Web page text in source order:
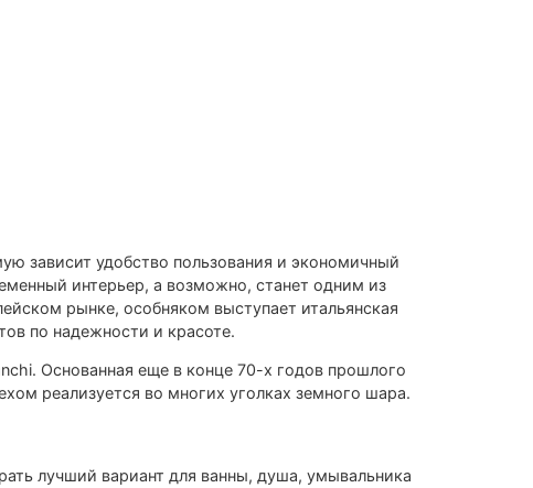
зависит удобство пользования и экономичный
интерьер, а возможно, станет одним из
рынке, особняком выступает итальянская
по надежности и красоте.
Основанная еще в конце 70-х годов прошлого
реализуется во многих уголках земного шара.
лучший вариант для ванны, душа, умывальника